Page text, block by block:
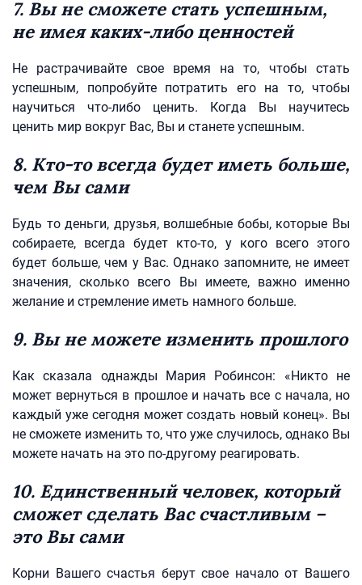
7. Вы не сможете стать успешным,
не имея каких-либо ценностей
Не растрачивайте свое время на то, чтобы стать
успешным, попробуйте потратить его на то, чтобы
научиться что-либо ценить. Когда Вы научитесь
ценить мир вокруг Вас, Вы и станете успешным.
8. Кто-то всегда будет иметь больше,
чем Вы сами
Будь то деньги, друзья, волшебные бобы, которые Вы
собираете, всегда будет кто-то, у кого всего этого
будет больше, чем у Вас. Однако запомните, не имеет
значения, сколько всего Вы имеете, важно именно
желание и стремление иметь намного больше.
9. Вы не можете изменить прошлого
Как сказала однажды Мария Робинсон: «Никто не
может вернуться в прошлое и начать все с начала, но
каждый уже сегодня может создать новый конец». Вы
не сможете изменить то, что уже случилось, однако Вы
можете начать на это по-другому реагировать.
10. Единственный человек, который
сможет сделать Вас счастливым –
это Вы сами
Корни Вашего счастья берут свое начало от Вашего